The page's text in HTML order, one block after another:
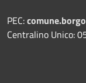
PEC:
Centralino Unico: